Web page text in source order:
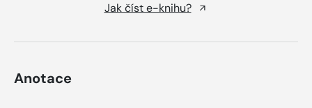
Jak číst e-knihu?
Anotace